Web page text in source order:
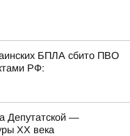
БПЛА сбито ПВО
РФ:
Депутатской —
ХХ века